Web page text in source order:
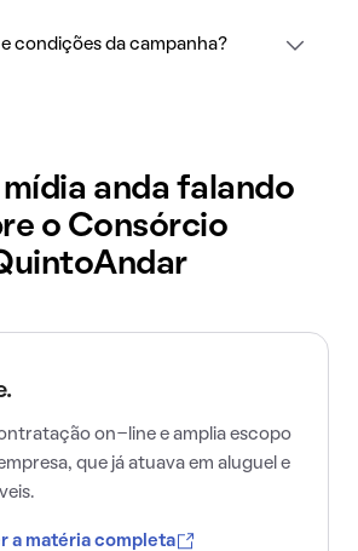
condições da campanha?
mídia anda falando
o Consórcio
on-line e amplia escopo
que já atuava em aluguel e
a matéria completa